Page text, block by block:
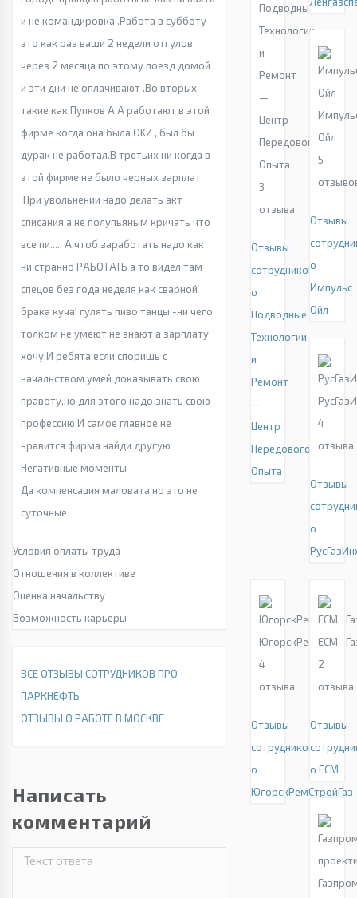
и не командировка .Работа в субботу
это как раз ваши 2 недели отгулов
через 2 месяца по этому поезд домой
и эти дни не оплачивают .Во вторых
такие как Пупков А А работают в этой
фирме когда она была OKZ , был бы
дурак не работал.В третьих ни когда в
этой фирме не было черных зарплат
.При увольнении надо делать акт
списания а не полупьяным кричать что
все пи..... А чтоб заработать надо как
ни странно РАБОТАТЬ а то видел там
спецов без года неделя как сварной
брака куча! гулять пиво танцы -ни чего
толком не умеют не знают а зарплату
хочу.И ребята если споришь с
начальством умей доказывать свою
правоту,но для этого надо знать свою
профессию.И самое главное не
нравится фирма найди другую
Негативные моменты
Да компенсация маловата но это не
суточные
Условия оплаты труда
Отношения в коллективе
Оценка начальству
Возможность карьеры
ВСЕ ОТЗЫВЫ СОТРУДНИКОВ ПРО
ПАРКНЕФТЬ
ОТЗЫВЫ О РАБОТЕ В МОСКВЕ
Написать
комментарий
Подводные
Технологии
и
Ремонт
—
Центр
Передового
Опыта
3
отзыва
Отзывы
сотрудников
о
Подводные
Технологии
и
Ремонт
—
Центр
Передового
Опыта
Ойл
5
Отзывы
о
Импульс
Ойл
4
отзыва
Отзывы
о
4
отзыва
Отзывы
сотрудников
о
ЮгорскРемСтройГаз
ЕСМ
2
отзыва
Отзывы
о ЕСМ